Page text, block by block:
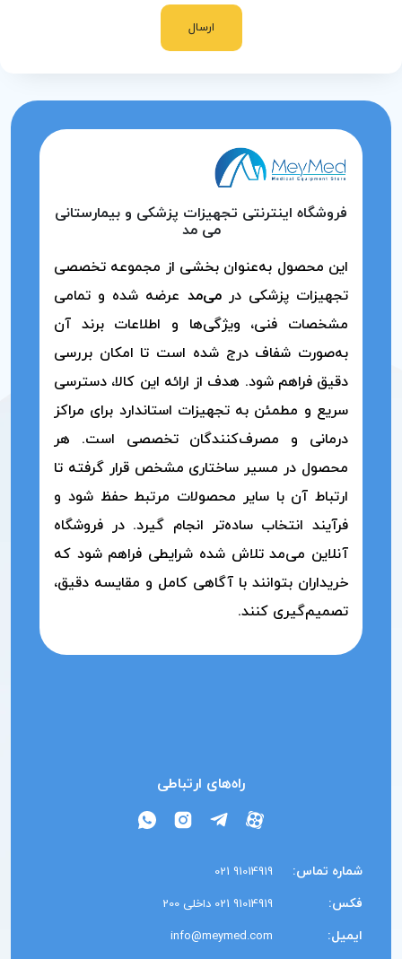
ارسال
فروشگاه اینترنتی تجهیزات پزشکی و بیمارستانی
می مد
این محصول به‌عنوان بخشی از مجموعه تخصصی
تجهیزات پزشکی درمی‌مد عرضه شده و تمامی
مشخصات فنی، ویژگی‌ها و اطلاعات برند آن
به‌صورت شفاف درج شده است تا امکان بررسی
دقیق فراهم شود. هدف از ارائه این کالا، دسترسی
سریع و مطمئن به تجهیزات استاندارد برای مراکز
درمانی و مصرف‌کنندگان تخصصی است. هر
محصول در مسیر ساختاری مشخص قرار گرفته تا
ارتباط آن با سایر محصولات مرتبط حفظ شود و
فرآیند انتخاب ساده‌تر انجام گیرد. در فروشگاه
آنلاین می‌مد تلاش شده شرایطی فراهم شود که
خریداران بتوانند با آگاهی کامل و مقایسه دقیق،
تصمیم‌گیری کنند.
راه‌های ارتباطی
شماره تماس: 91014919 021
فکس: 91014919 021 داخلی 200
ایمیل: info@meymed.com